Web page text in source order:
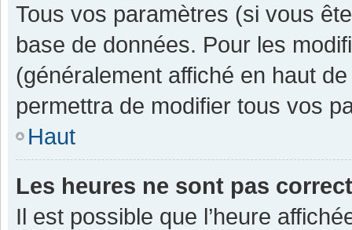
Tous vos paramètres (si vous
base de données. Pour les
(généralement affiché en haut
permettra de modifier tous vos
Haut
Les heures ne sont pas
Il est possible que l’heure